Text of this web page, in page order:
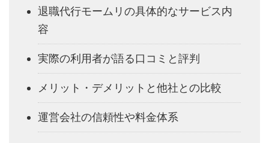
退職代行モームリの具体的なサービス内
容
実際の利用者が語る口コミと評判
メリット・デメリットと他社との比較
運営会社の信頼性や料金体系